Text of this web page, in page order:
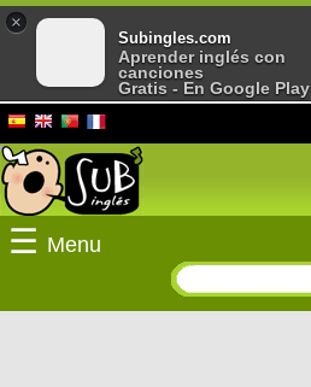
☰ Menu
×
Subingles.com
Aprender inglés con
canciones
Gratis - En Google Play